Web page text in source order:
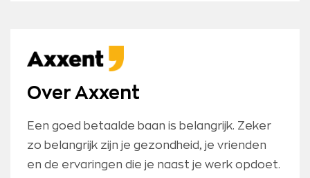
Over Axxent
Een goed betaalde baan is belangrijk. Zeker
zo belangrijk zijn je gezondheid, je vrienden
en de ervaringen die je naast je werk opdoet.